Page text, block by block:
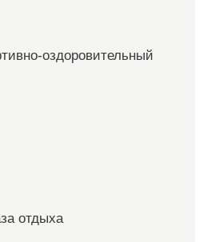
оздоровительный
отдыха